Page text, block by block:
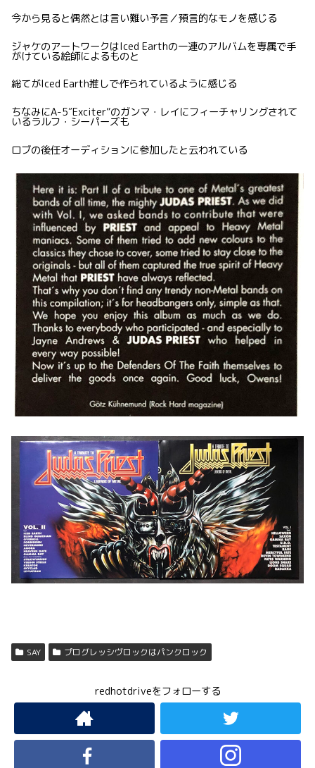
今から見ると偶然とは言い難い予言／預言的なモノを感じる
ジャケのアートワークはIced Earthの一連のアルバムを専属で手
がけている絵師によるものと
総てがIced Earth推しで作られているように感じる
ちなみにA-5″Exciter”のガンマ・レイにフィーチャリングされて
いるラルフ・シーパーズも
ロブの後任オーディションに参加したと云われている
SAY プログレッシヴロックはパンクロック
redhotdriveをフォローする